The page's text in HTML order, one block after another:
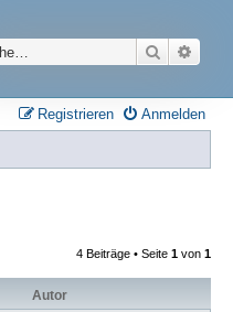
Suche
Anmelden
Registrieren
4 Beiträge • Seite 1 von 1
Autor